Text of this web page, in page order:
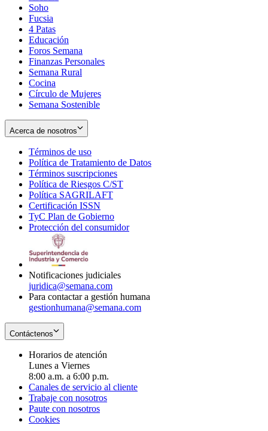
Soho
in
new
window
Fucsia
in
new
window
4 Patas
Educación
Foros Semana
Finanzas Personales
Semana Rural
Cocina
Círculo de Mujeres
Semana Sostenible
Acerca de nosotros
Términos de uso
in
new
window
Política de Tratamiento de Datos
Términos suscripciones
in
Política de Riesgos C/ST
Política SAGRILAFT
new
window
Certificación ISSN
in
new
TyC Plan de Gobierno
in
Protección del consumidorOpens
Notificaciones judiciales
juridica@semana.com
Para contactar a gestión humana
gestionhumana@semana.com
Contáctenos
Horarios de atención
Lunes a Viernes
8:00 a.m. a 6:00 p.m.
Canales de servicio al cliente
Trabaje con nosotros
Paute con nosotros
Cookies